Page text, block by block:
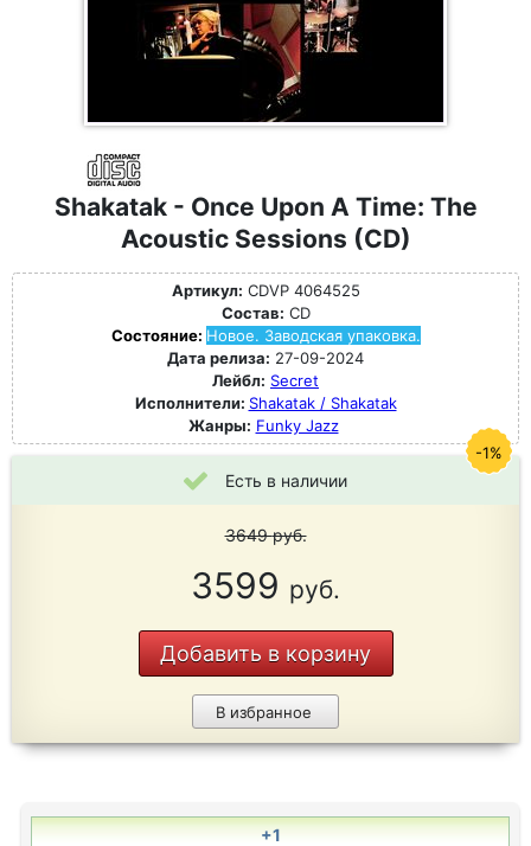
Shakatak - Once Upon A Time: The
Acoustic Sessions (CD)
Артикул: CDVP 4064525
Состав: CD
Состояние: Новое. Заводская упаковка.
Дата релиза: 27-09-2024
Лейбл: Secret
Исполнители: Shakatak / Shakatak
Жанры: Funky Jazz
Есть в наличии
3649руб.
3599 руб.
Добавить в корзину
В избранное
-1%
+1